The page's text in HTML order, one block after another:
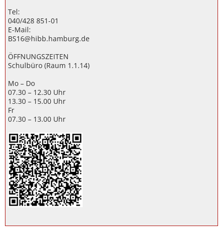
Tel:
040/428 851-01
E-Mail:
BS16@hibb.hamburg.de
ÖFFNUNGSZEITEN
Schulbüro (Raum 1.1.14)
Mo – Do
07.30 – 12.30 Uhr
13.30 – 15.00 Uhr
Fr
07.30 – 13.00 Uhr